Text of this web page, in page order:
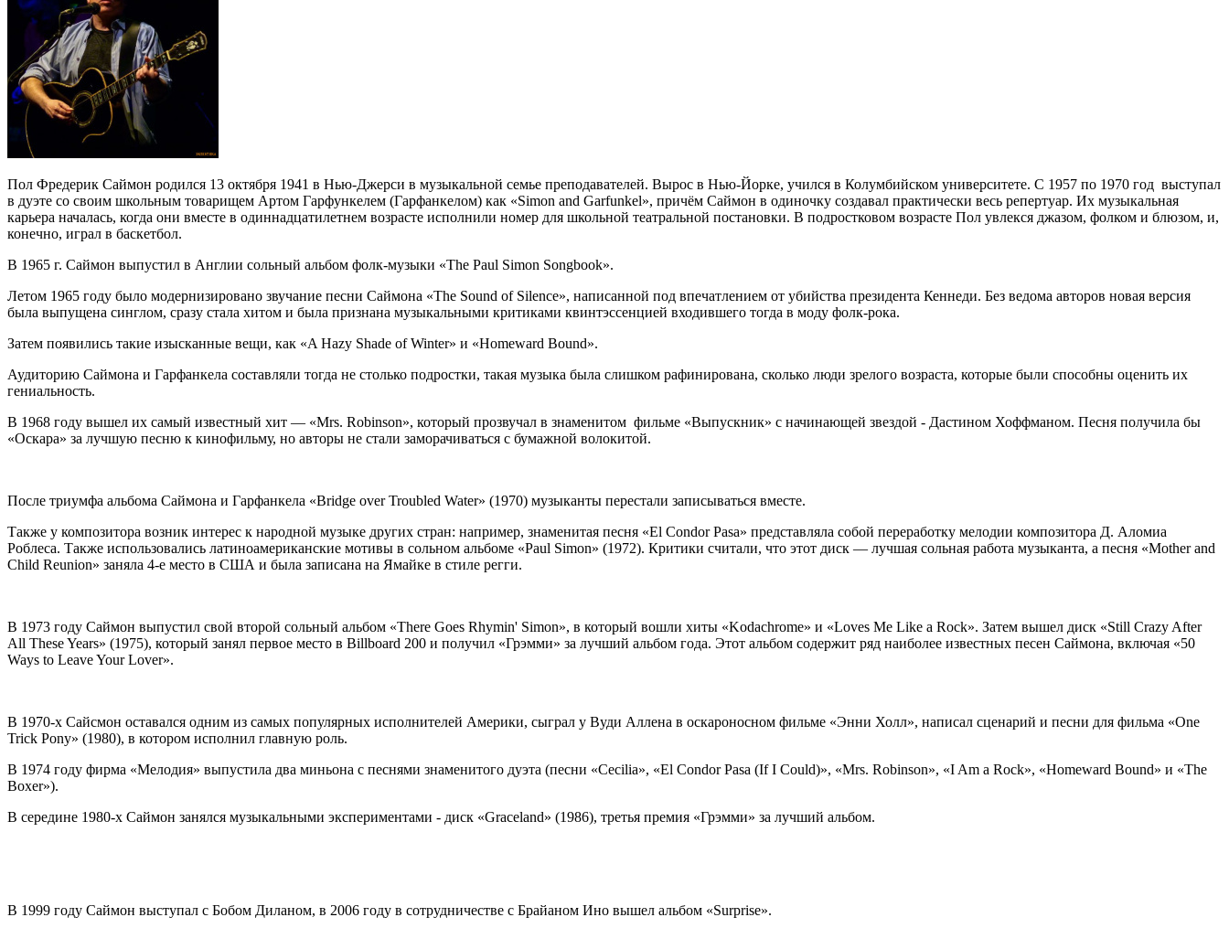
Пол Фредерик Саймон родился 13 октября 1941 в Нью-Джерси в музыкальной семье преподавателей. Вырос в Нью-Йорке, учился в Колумбийском университете. С 1957 по 1970 год выступал
в дуэте со своим школьным товарищем Артом Гарфункелем (Гарфанкелом) как «Simon and Garfunkel», причём Саймон в одиночку создавал практически весь репертуар. Их музыкальная
карьера началась, когда они вместе в одиннадцатилетнем возрасте исполнили номер для школьной театральной постановки. В подростковом возрасте Пол увлекся джазом, фолком и блюзом, и,
конечно, играл в баскетбол.
В 1965 г. Саймон выпустил в Англии сольный альбом фолк-музыки «The Paul Simon Songbook».
Летом 1965 году было модернизировано звучание песни Саймона «The Sound of Silence», написанной под впечатлением от убийства президента Кеннеди. Без ведома авторов новая версия
была выпущена синглом, сразу стала хитом и была признана музыкальными критиками квинтэссенцией входившего тогда в моду фолк-рока.
Затем появились такие изысканные вещи, как «A Hazy Shade of Winter» и «Homeward Bound».
Аудиторию Саймона и Гарфанкела составляли тогда не столько подростки, такая музыка была слишком рафинирована, сколько люди зрелого возраста, которые были способны оценить их
гениальность.
В 1968 году вышел их самый известный хит — «Mrs. Robinson», который прозвучал в знаменитом фильме «Выпускник» с начинающей звездой - Дастином Хоффманом. Песня получила бы
«Оскара» за лучшую песню к кинофильму, но авторы не стали заморачиваться с бумажной волокитой.
После триумфа альбома Саймона и Гарфанкела «Bridge over Troubled Water» (1970) музыканты перестали записываться вместе.
Также у композитора возник интерес к народной музыке других стран: например, знаменитая песня «El Condor Pasa» представляла собой переработку мелодии композитора Д. Аломиа
Роблеса. Также использовались латиноамериканские мотивы в сольном альбоме «Paul Simon» (1972). Критики считали, что этот диск — лучшая сольная работа музыканта, а песня «Mother and
Child Reunion» заняла 4-е место в США и была записана на Ямайке в стиле регги.
В 1973 году Саймон выпустил свой второй сольный альбом «There Goes Rhymin' Simon», в который вошли хиты «Kodachrome» и «Loves Me Like a Rock». Затем вышел диск «Still Crazy After
All These Years» (1975), который занял первое место в Billboard 200 и получил «Грэмми» за лучший альбом года. Этот альбом содержит ряд наиболее известных песен Саймона, включая «50
Ways to Leave Your Lover».
В 1970-х Сайсмон оставался одним из самых популярных исполнителей Америки, сыграл у Вуди Аллена в оскароносном фильме «Энни Холл», написал сценарий и песни для фильма «One
Trick Pony» (1980), в котором исполнил главную роль.
В 1974 году фирма «Мелодия» выпустила два миньона с песнями знаменитого дуэта (песни «Cecilia», «El Condor Pasa (If I Could)», «Mrs. Robinson», «I Am a Rock», «Homeward Bound» и «The
Boxer»).
В середине 1980-х Саймон занялся музыкальными экспериментами - диск «Graceland» (1986), третья премия «Грэмми» за лучший альбом.
В 1999 году Саймон выступал с Бобом Диланом, в 2006 году в сотрудничестве с Брайаном Ино вышел альбом «Surprise».